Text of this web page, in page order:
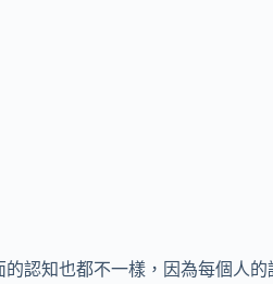
認知也都不一樣，因為每個人